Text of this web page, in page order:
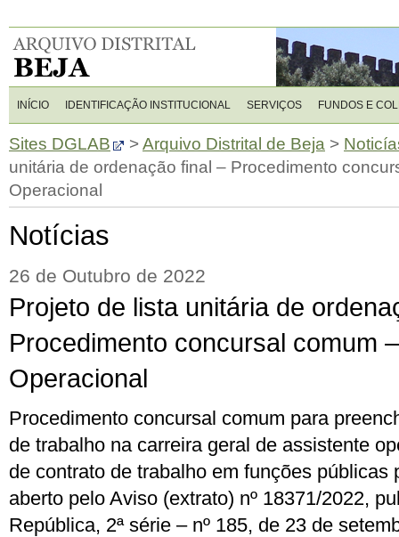
INÍCIO IDENTIFICAÇÃO INSTITUCIONAL SERVIÇOS FUNDOS E
Sites DGLAB >Arquivo Distrital de Beja >
unitária de ordenação final – Procedimento
Operacional
Notícias
26 de Outubro de 2022
Projeto de lista unitária de
Procedimento concursal comum
Operacional
Procedimento concursal comum para
de trabalho na carreira geral de assistente
de contrato de trabalho em funções públicas
aberto pelo Aviso (extrato) nº 18371/2022,
República, 2ª série – nº 185, de 23 de